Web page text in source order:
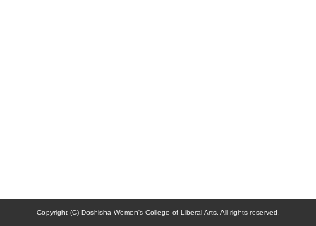
Copyright (C) Doshisha Women's College of Liberal Arts, All rights reserved.